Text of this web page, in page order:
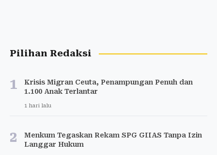
Pilihan Redaksi
1
Krisis Migran Ceuta, Penampungan Penuh dan
1.100 Anak Terlantar
1 hari lalu
2
Menkum Tegaskan Rekam SPG GIIAS Tanpa Izin
Langgar Hukum